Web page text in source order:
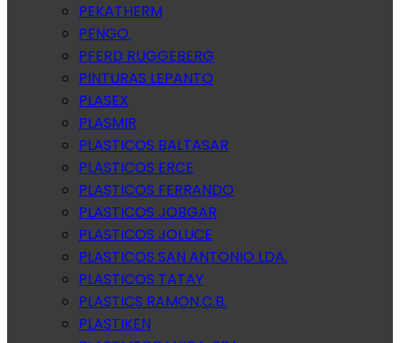
PEKATHERM
PENGO.
PFERD RUGGEBERG
PINTURAS LEPANTO
PLASEX
PLASMIR
PLASTICOS BALTASAR
PLASTICOS ERCE
PLASTICOS FERRANDO
PLASTICOS JOBGAR
PLASTICOS JOLUCE
PLASTICOS SAN ANTONIO LDA.
PLASTICOS TATAY
PLASTICS RAMON,C.B.
PLASTIKEN